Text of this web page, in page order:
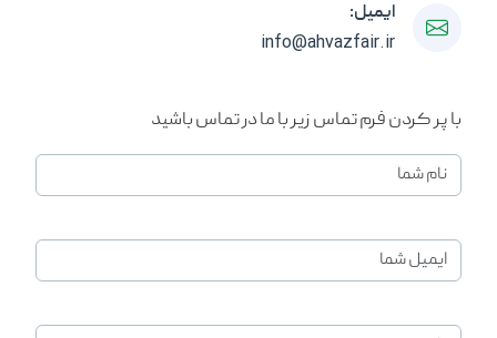
ایمیل:
info@ahvazfair.ir
با پر کردن فرم تماس زیر با ما در تماس باشید